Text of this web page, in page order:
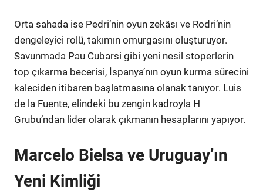
Orta sahada ise Pedri’nin oyun zekâsı ve Rodri’nin
dengeleyici rolü, takımın omurgasını oluşturuyor.
Savunmada Pau Cubarsi gibi yeni nesil stoperlerin
top çıkarma becerisi, İspanya’nın oyun kurma sürecini
kaleciden itibaren başlatmasına olanak tanıyor. Luis
de la Fuente, elindeki bu zengin kadroyla H
Grubu’ndan lider olarak çıkmanın hesaplarını yapıyor.
Marcelo Bielsa ve Uruguay’ın
Yeni Kimliği